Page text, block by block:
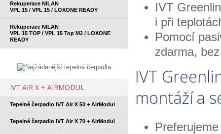
Rekuperace NILAN
VPL 15 / VPL 15 / LOXONE READY
Rekuperace NILAN
VPL 15 TOP / VPL 15 Top M2 / LOXONE
READY
IVT AIR X + AIRMODUL
Tepelné čerpadlo IVT Air X 50 + AirModul
Tepelné čerpadlo IVT Air X 70 + AirModul
IVT
i při
Pomocí
zdarma,
IVT
montáží a